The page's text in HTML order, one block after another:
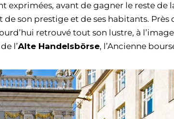
avant de gagner le reste de
son prestige et de ses habitants. Près
retrouvé tout son lustre, à
l’Alte Handelsbörse, l’Ancienne